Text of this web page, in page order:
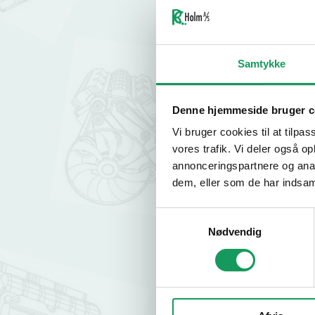
Samtykke
Denne hjemmeside bruger
Vi bruger cookies til at
vores trafik. Vi deler også
annonceringspartnere og
dem, eller som de har
Nødvendig
Mere
Bedre
sikker
træk og
VÆLG
Strøm